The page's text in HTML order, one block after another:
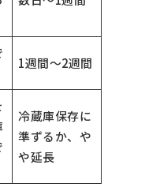
1週間〜2週間
冷蔵庫保存に
準ずるか、や
や延長